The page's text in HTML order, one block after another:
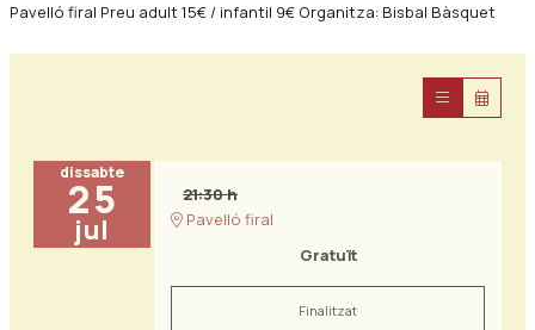
Pavelló firal Preu adult 15€ / infantil 9€ Organitza: Bisbal Bàsquet
dissabte
25
jul
21:30 h
Pavelló firal
Gratuït
Finalitzat